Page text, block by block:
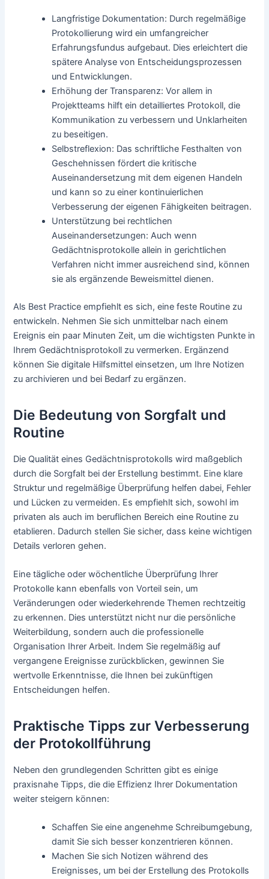
Langfristige Dokumentation: Durch regelmäßige
Protokollierung wird ein umfangreicher
Erfahrungsfundus aufgebaut. Dies erleichtert die
spätere Analyse von Entscheidungsprozessen
und Entwicklungen.
Erhöhung der Transparenz: Vor allem in
Projektteams hilft ein detailliertes Protokoll, die
Kommunikation zu verbessern und Unklarheiten
zu beseitigen.
Selbstreflexion: Das schriftliche Festhalten von
Geschehnissen fördert die kritische
Auseinandersetzung mit dem eigenen Handeln
und kann so zu einer kontinuierlichen
Verbesserung der eigenen Fähigkeiten beitragen.
Unterstützung bei rechtlichen
Auseinandersetzungen: Auch wenn
Gedächtnisprotokolle allein in gerichtlichen
Verfahren nicht immer ausreichend sind, können
sie als ergänzende Beweismittel dienen.
Als Best Practice empfiehlt es sich, eine feste Routine zu
entwickeln. Nehmen Sie sich unmittelbar nach einem
Ereignis ein paar Minuten Zeit, um die wichtigsten Punkte in
Ihrem Gedächtnisprotokoll zu vermerken. Ergänzend
können Sie digitale Hilfsmittel einsetzen, um Ihre Notizen
zu archivieren und bei Bedarf zu ergänzen.
Die Bedeutung von Sorgfalt und
Routine
Die Qualität eines Gedächtnisprotokolls wird maßgeblich
durch die Sorgfalt bei der Erstellung bestimmt. Eine klare
Struktur und regelmäßige Überprüfung helfen dabei, Fehler
und Lücken zu vermeiden. Es empfiehlt sich, sowohl im
privaten als auch im beruflichen Bereich eine Routine zu
etablieren. Dadurch stellen Sie sicher, dass keine wichtigen
Details verloren gehen.
Eine tägliche oder wöchentliche Überprüfung Ihrer
Protokolle kann ebenfalls von Vorteil sein, um
Veränderungen oder wiederkehrende Themen rechtzeitig
zu erkennen. Dies unterstützt nicht nur die persönliche
Weiterbildung, sondern auch die professionelle
Organisation Ihrer Arbeit. Indem Sie regelmäßig auf
vergangene Ereignisse zurückblicken, gewinnen Sie
wertvolle Erkenntnisse, die Ihnen bei zukünftigen
Entscheidungen helfen.
Praktische Tipps zur Verbesserung
der Protokollführung
Neben den grundlegenden Schritten gibt es einige
praxisnahe Tipps, die die Effizienz Ihrer Dokumentation
weiter steigern können:
Schaffen Sie eine angenehme Schreibumgebung,
damit Sie sich besser konzentrieren können.
Machen Sie sich Notizen während des
Ereignisses, um bei der Erstellung des Protokolls